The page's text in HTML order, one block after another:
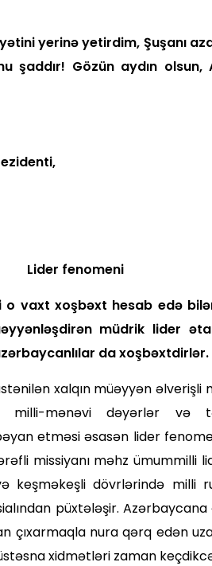
yerinə yetirdim, Şuşanı
şaddır! Gözün aydın olsun,
o vaxt xoşbəxt hesab edə
müdrik lider
da xoşbəxtdirlər.
xalqın müəyyən
mənəvi dəyərlər və
etməsi əsasən lider
missiyanı məhz ümummilli
dövrlərində milli
püxtələşir.
çıxarmaqla nura qərq edən
xidmətləri zaman